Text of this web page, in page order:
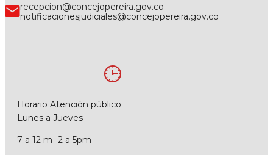
recepcion@concejopereira.gov.co
notificacionesjudiciales@concejopereira.gov.co
Horario Atención público
Lunes a Jueves
7 a 12 m -2 a 5pm